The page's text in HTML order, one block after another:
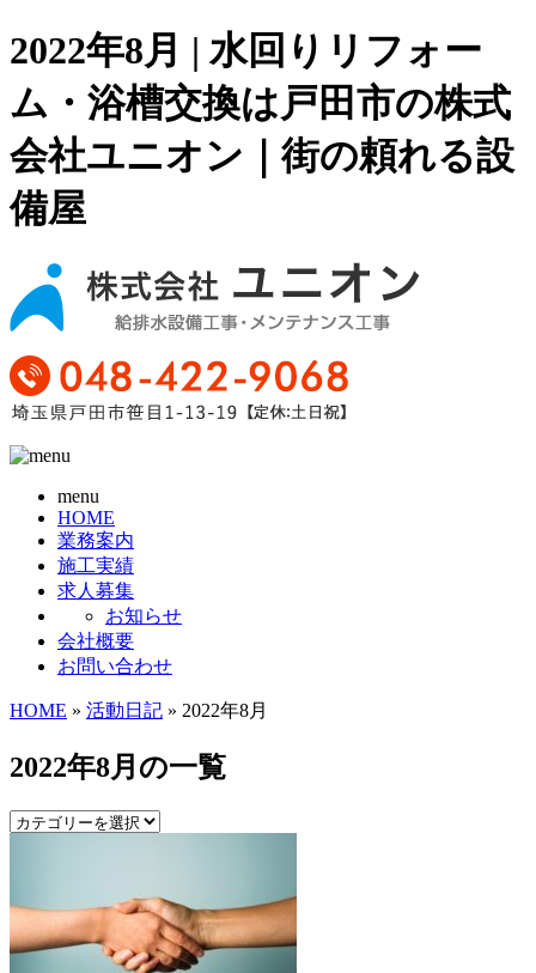
2022年8月 | 水回りリフォー
ム・浴槽交換は戸田市の株式
会社ユニオン｜街の頼れる設
備屋
menu
HOME
業務案内
施工実績
求人募集
お知らせ
会社概要
お問い合わせ
HOME » 活動日記 » 2022年8月
2022年8月の一覧